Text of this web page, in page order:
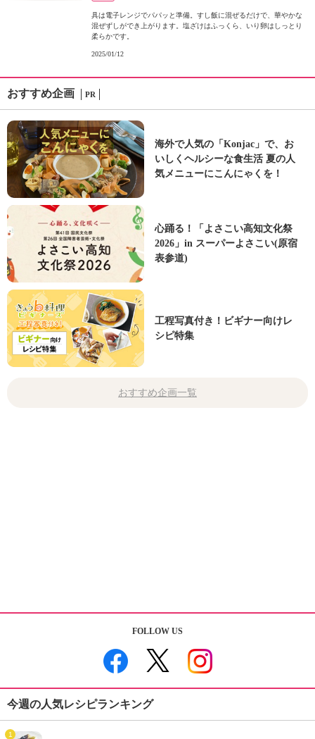
具は電子レンジでパパッと準備。すし飯に混ぜるだけで、華やかな
混ぜずしができ上がります。塩ざけはふっくら、いり卵はしっとり
柔らかです。
2025/01/12
おすすめ企画 PR
海外で人気の「Konjac」で、お
いしくヘルシーな食生活 夏の人
気メニューにこんにゃくを！
心踊る！「よさこい高知文化祭
2026」in スーパーよさこい(原宿
表参道)
工程写真付き！ビギナー向けレ
シピ特集
おすすめ企画一覧
FOLLOW US
今週の人気レシピランキング
1